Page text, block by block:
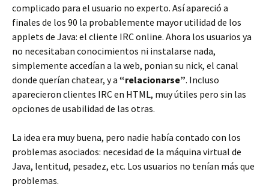
complicado para el usuario no experto. Así apareció a
finales de los 90 la probablemente mayor utilidad de los
applets de Java: el cliente IRC online. Ahora los usuarios ya
no necesitaban conocimientos ni instalarse nada,
simplemente accedían a la web, ponian su nick, el canal
donde querían chatear, y a “relacionarse”. Incluso
aparecieron clientes IRC en HTML, muy útiles pero sin las
opciones de usabilidad de las otras.
La idea era muy buena, pero nadie había contado con los
problemas asociados: necesidad de la máquina virtual de
Java, lentitud, pesadez, etc. Los usuarios no tenían más que
problemas.